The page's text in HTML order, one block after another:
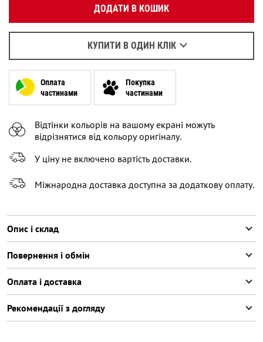
L
ДОДАТИ В КОШИК
КУПИТИ В ОДИН КЛІК
Написати у WhatsApp
Оплата
частинами
Покупка
частинами
Відтінки кольорів на вашому екрані можуть
відрізнятися від кольору оригіналу.
У ціну не включено вартість доставки.
Міжнародна доставка доступна за додаткову оплату.
Опис і склад
Повернення і обмін
Оплата і доставка
Рекомендації з догляду